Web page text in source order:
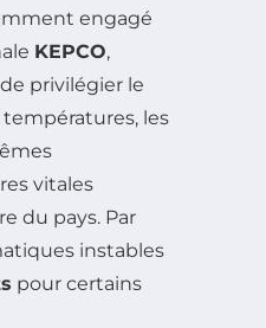
engagé
KEPCO,
privilégier le
les
vitales
du pays. Par
instables
pour certains